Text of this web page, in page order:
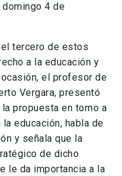
4 de
tercero de estos
a la educación y
ocasión, el profesor de
Vergara, presentó
propuesta en torno a
educación, habla de
y señala que la
de dicho
le da importancia a la